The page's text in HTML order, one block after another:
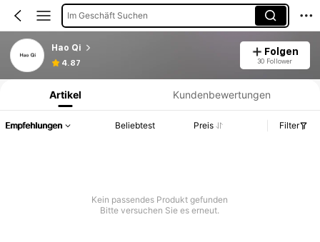
Im Geschäft Suchen
Hao Qi
4.87
Folgen
30 Follower
Produktinformation: Preisangabe, Verkaufs- und Lagerbestandsdetails.
Artikel Kundenbewertungen
Empfehlungen Beliebtest Preis Filter
Kein passendes Produkt gefunden
Bitte versuchen Sie es erneut.